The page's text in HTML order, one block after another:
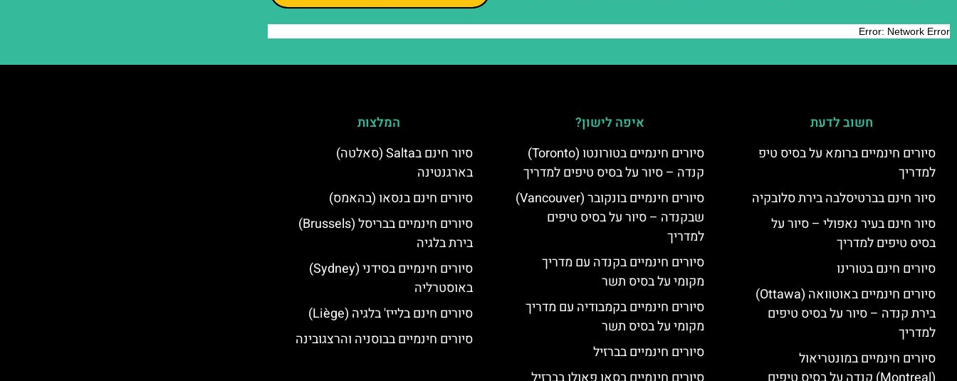
חשוב לדעת
סיורים חינמיים ברומא על בסיס טיפ
למדריך
סיור חינם בברטיסלבה בירת סלובקיה
סיור חינם בעיר נאפולי – סיור על
בסיס טיפים למדריך
סיורים חינם בטורינו
סיורים חינמיים באוטוואה (Ottawa)
בירת קנדה – סיור על בסיס טיפים
למדריך
סיורים חינמיים במונטריאול
איפה לישון?
סיורים חינמיים בטורונטו (Toronto)
קנדה – סיור על בסיס טיפים למדריך
סיורים חינמיים בונקובר (Vancouver)
שבקנדה – סיור על בסיס טיפים
למדריך
סיורים חינמיים בקנדה עם מדריך
מקומי על בסיס תשר
סיורים חינמיים בקמבודיה עם מדריך
מקומי על בסיס תשר
סיורים חינמיים בברזיל
המלצות
סיור חינם בSalta (סאלטה)
בארגנטינה
סיורים חינם בנסאו (בהאמס)
סיורים חינמיים בבריסל (Brussels)
בירת בלגיה
סיורים חינמיים בסידני (Sydney)
באוסטרליה
סיורים חינם בלייז' בלגיה (Liège)
סיורים חינמיים בבוסניה והרצגובינה